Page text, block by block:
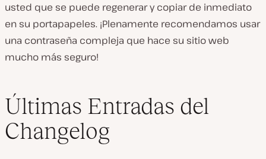
usted que se puede regenerar y copiar de inmediato
en su portapapeles. ¡Plenamente recomendamos usar
una contraseña compleja que hace su sitio web
mucho más seguro!
Últimas Entradas del
Changelog